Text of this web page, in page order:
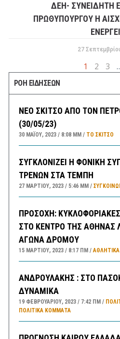
ΔΕΗ- ΣΥΝΕΙΔΗΤΗ
ΠΡΩΘΥΠΟΥΡΓΟΥ Η
27
1 2 3
ΡΟΗ ΕΙΔΗΣΕΩΝ
ΝΕΟ ΣΚΙΤΣΟ ΑΠΟ ΤΟΝ
(30/05/23)
30 ΜΑΪ́ΟΥ, 2023 8:08 ΜΜ ΤΟ ΣΚΊΤΣΟ
ΣΥΓΚΛΟΝΙΖΕΙ Η ΦΟΝΙΚΗ
ΤΡΕΝΩΝ ΣΤΑ ΤΕΜΠΗ
27 ΜΑΡΤΊΟΥ, 2023 5:46 ΜΜ
ΠΡΟΣΟΧΗ:
ΣΤΟ ΚΕΝΤΡΟ ΤΗΣ ΑΘΗΝΑΣ
ΑΓΩΝΑ ΔΡΟΜΟΥ
15 ΜΑΡΤΊΟΥ, 2023 8:17 ΠΜ ΑΘΛΗΤΙΚΑ
ΑΝΔΡΟΥΛΑΚΗΣ : ΣΤΟ
ΔΥΝΑΜΙΚΑ
19 ΦΕΒΡΟΥΑΡΊΟΥ, 2023 7:42 ΠΜ
ΠΟΛΙΤΙΚΆ ΚΌΜΜΑΤΑ